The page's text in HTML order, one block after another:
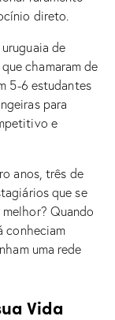
direto.
de
chamaram de
5-6 estudantes
para
e
anos, três de
que se
Quando
conheciam
uma rede
Vida